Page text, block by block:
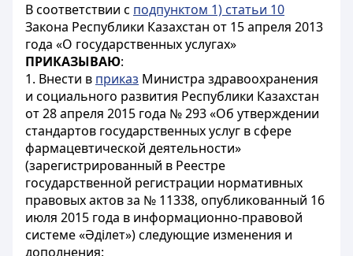
В соответствии с подпунктом 1) статьи 10
Закона Республики Казахстан от 15 апреля 2013
года «О государственных услугах»
ПРИКАЗЫВАЮ:
1. Внести в приказ Министра здравоохранения
и социального развития Республики Казахстан
от 28 апреля 2015 года № 293 «Об утверждении
стандартов государственных услуг в сфере
фармацевтической деятельности»
(зарегистрированный в Реестре
государственной регистрации нормативных
правовых актов за № 11338, опубликованный 16
июля 2015 года в информационно-правовой
системе «Әділет») следующие изменения и
дополнения: